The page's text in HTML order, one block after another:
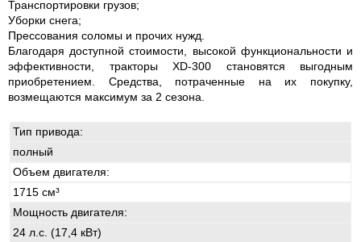
Транспортировки грузов;
Уборки снега;
Прессования соломы и прочих нужд.
Благодаря доступной стоимости, высокой функциональности и
эффективности, тракторы XD-300 становятся выгодным
приобретением. Средства, потраченные на их покупку,
возмещаются максимум за 2 сезона.
Тип привода:
полный
Объем двигателя:
1715 см³
Мощность двигателя:
24 л.с. (17,4 кВт)